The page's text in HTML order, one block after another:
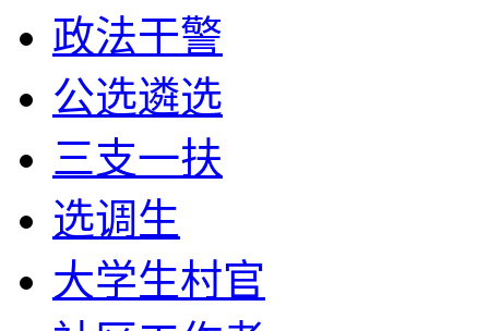
政法干警
公选遴选
三支一扶
选调生
大学生村官